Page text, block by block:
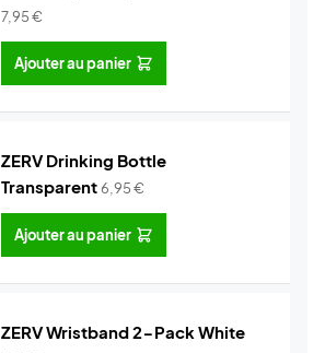
7,95€
Ajouter au panier
ZERV Drinking Bottle
Transparent6,95€
Ajouter au panier
ZERV Wristband 2-Pack White